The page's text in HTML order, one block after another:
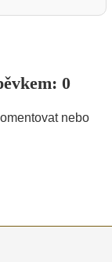
0
nebo